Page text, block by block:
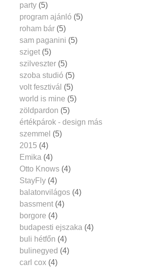
party (5)
program ajánló (5)
roham bár (5)
sam paganini (5)
sziget (5)
szilveszter (5)
szoba studió (5)
volt fesztivál (5)
world is mine (5)
zöldpardon (5)
értékpárok - design más
szemmel (5)
2015 (4)
Emika (4)
Otto Knows (4)
StayFly (4)
balatonvilágos (4)
bassment (4)
borgore (4)
budapesti ejszaka (4)
buli hétfőn (4)
bulinegyed (4)
carl cox (4)